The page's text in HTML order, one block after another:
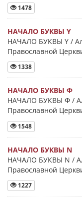
1478
НАЧАЛО БУКВЫ Y
НАЧАЛО БУКВЫ Y /
Православной
1338
НАЧАЛО БУКВЫ Φ
НАЧАЛО БУКВЫ Φ /
Православной
1548
НАЧАЛО БУКВЫ Ν
НАЧАЛО БУКВЫ Ν /
Православной
1227